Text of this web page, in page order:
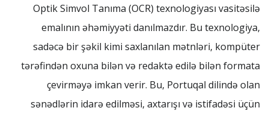
Optik Simvol Tanıma (OCR) texnologiyası vasitəsilə
emalının əhəmiyyəti danılmazdır. Bu texnologiya,
sadəcə bir şəkil kimi saxlanılan mətnləri, kompüter
tərəfindən oxuna bilən və redaktə edilə bilən formata
çevirməyə imkan verir. Bu, Portuqal dilində olan
sənədlərin idarə edilməsi, axtarışı və istifadəsi üçün